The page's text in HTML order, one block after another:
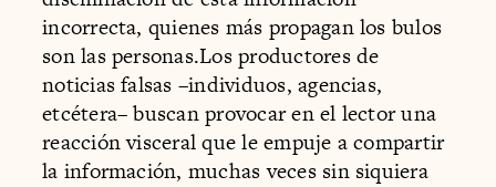
incorrecta, quienes más propagan los bulos
son las personas.Los productores de
noticias falsas –individuos, agencias,
etcétera– buscan provocar en el lector una
reacción visceral que le empuje a compartir
la información, muchas veces sin siquiera